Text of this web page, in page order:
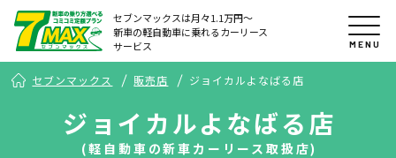
セブンマックスは月々1.1万円〜
新車の軽自動車に乗れるカーリース
サービス
MENU
セブンマックス 販売店 ジョイカルよなばる店
ジョイカルよなばる店
(軽自動車の新車カーリース取扱店)